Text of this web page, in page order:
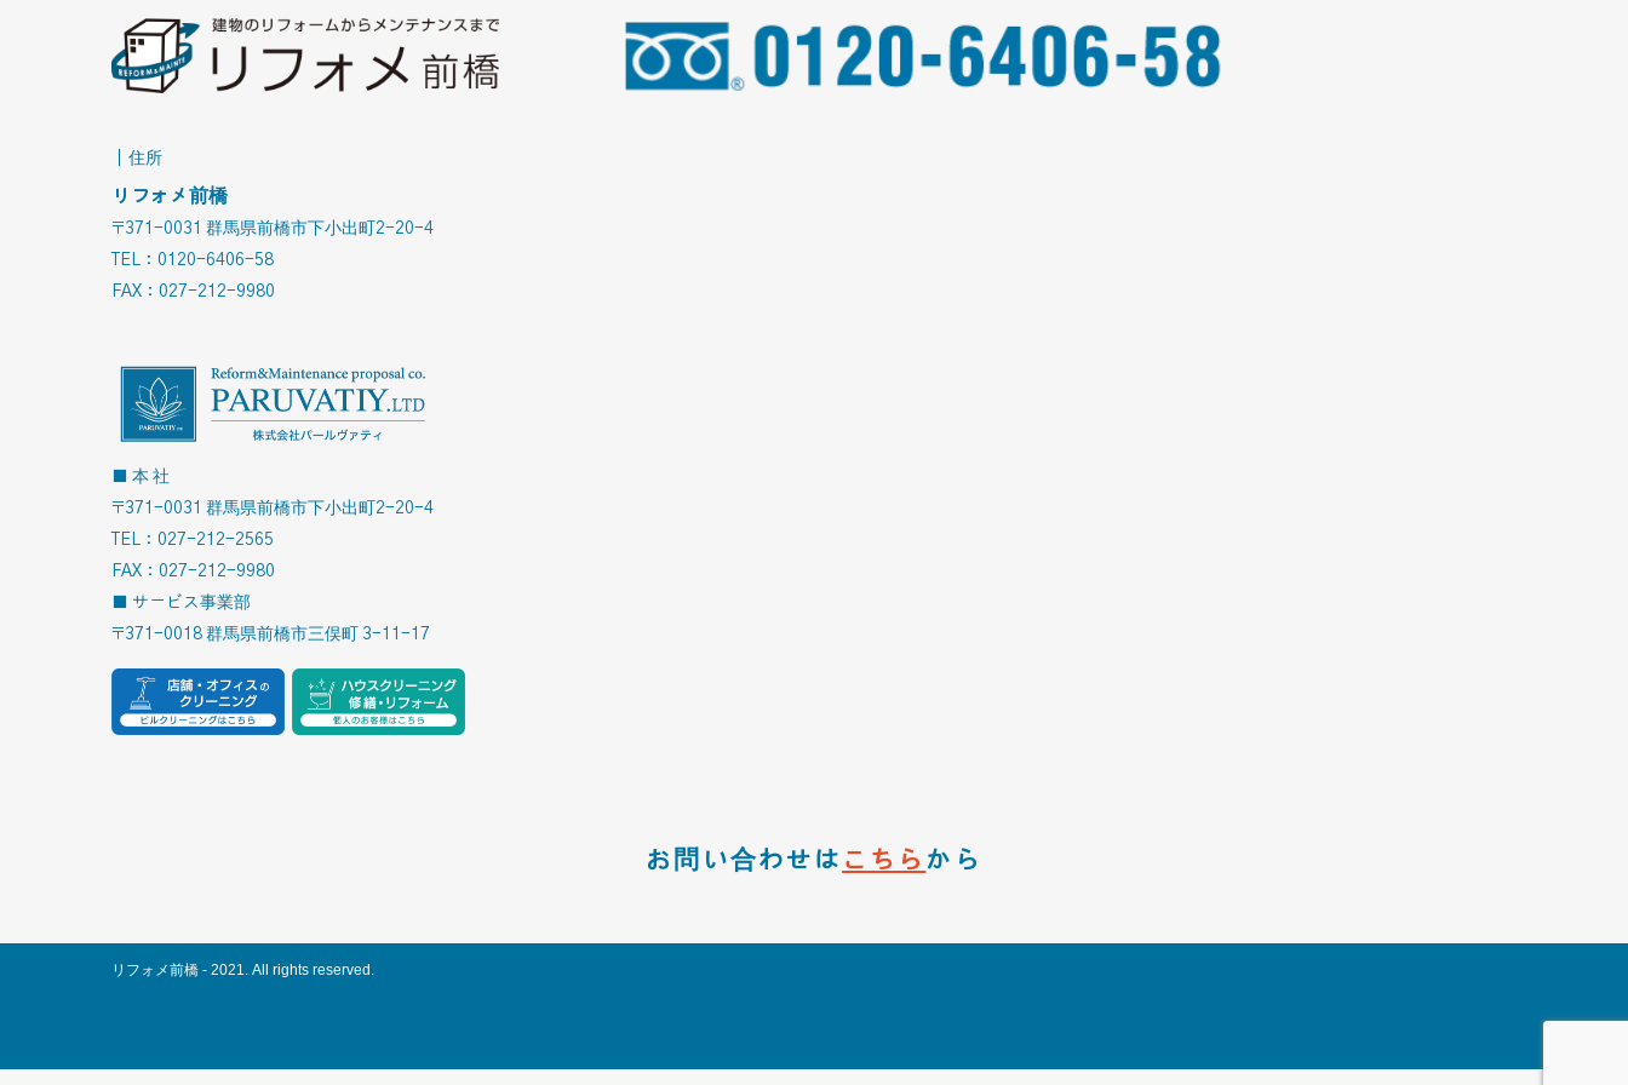
｜住所
リフォメ前橋
〒371-0031 群馬県前橋市下小出町2-20-4
TEL：0120-6406-58
FAX：027-212-9980
■ 本 社
〒371-0031 群馬県前橋市下小出町2-20-4
TEL：027-212-2565
FAX：027-212-9980
■ サービス事業部
〒371-0018 群馬県前橋市三俣町 3-11-17
お問い合わせは こちら から
リフォメ前橋 - 2021. All rights reserved.